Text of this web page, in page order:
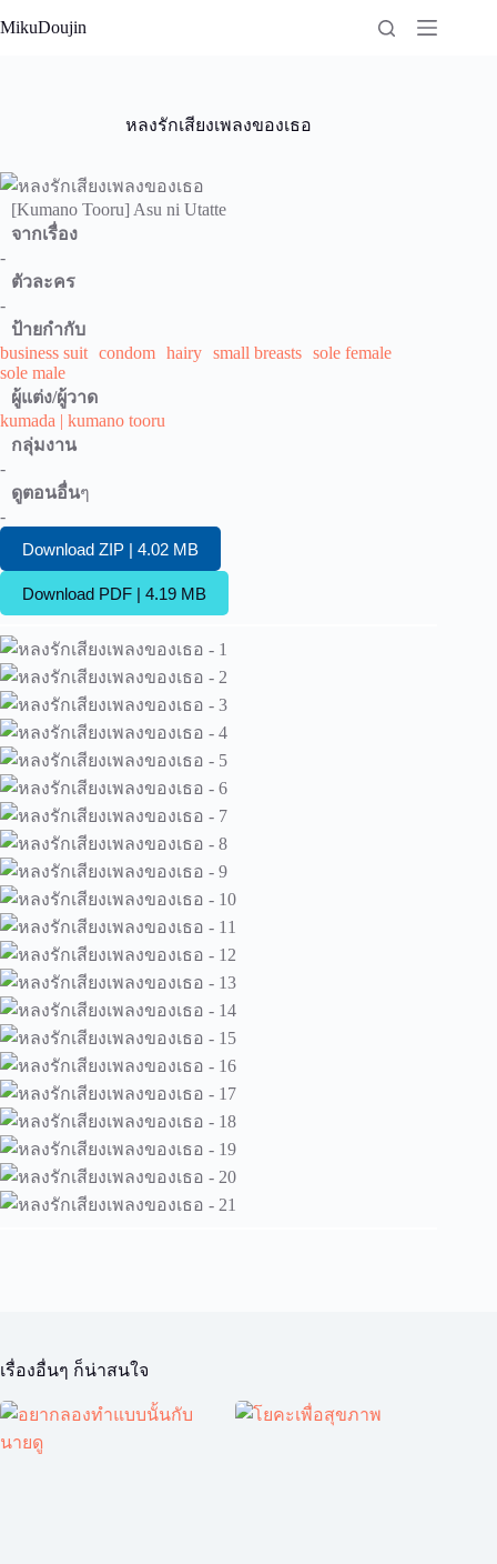
to
MikuDoujin
หลงรักเสียงเพลงของเธอ
[Kumano Tooru] Asu ni Utatte
จากเรื่อง
-
ตัวละคร
-
ป้ายกำกับ
business suit condom hairy small breasts sole female
sole male
ผู้แต่ง/ผู้วาด
kumada | kumano tooru
กลุ่มงาน
-
ดูตอนอื่นๆ
-
Download ZIP | 4.02 MB
Download PDF | 4.19 MB
เรื่องอื่นๆ ก็น่าสนใจ